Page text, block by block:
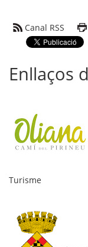
municipal
consistori
Canal RSS
Enllaços
Turisme